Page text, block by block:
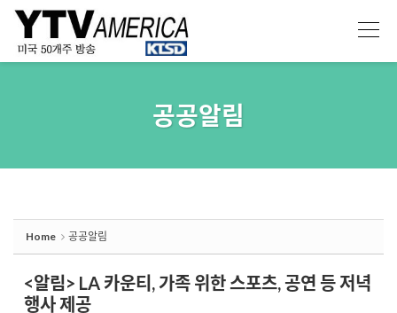
공공알림
Home 공공알림
<알림> LA 카운티, 가족 위한 스포츠, 공연 등 저녁
행사 제공